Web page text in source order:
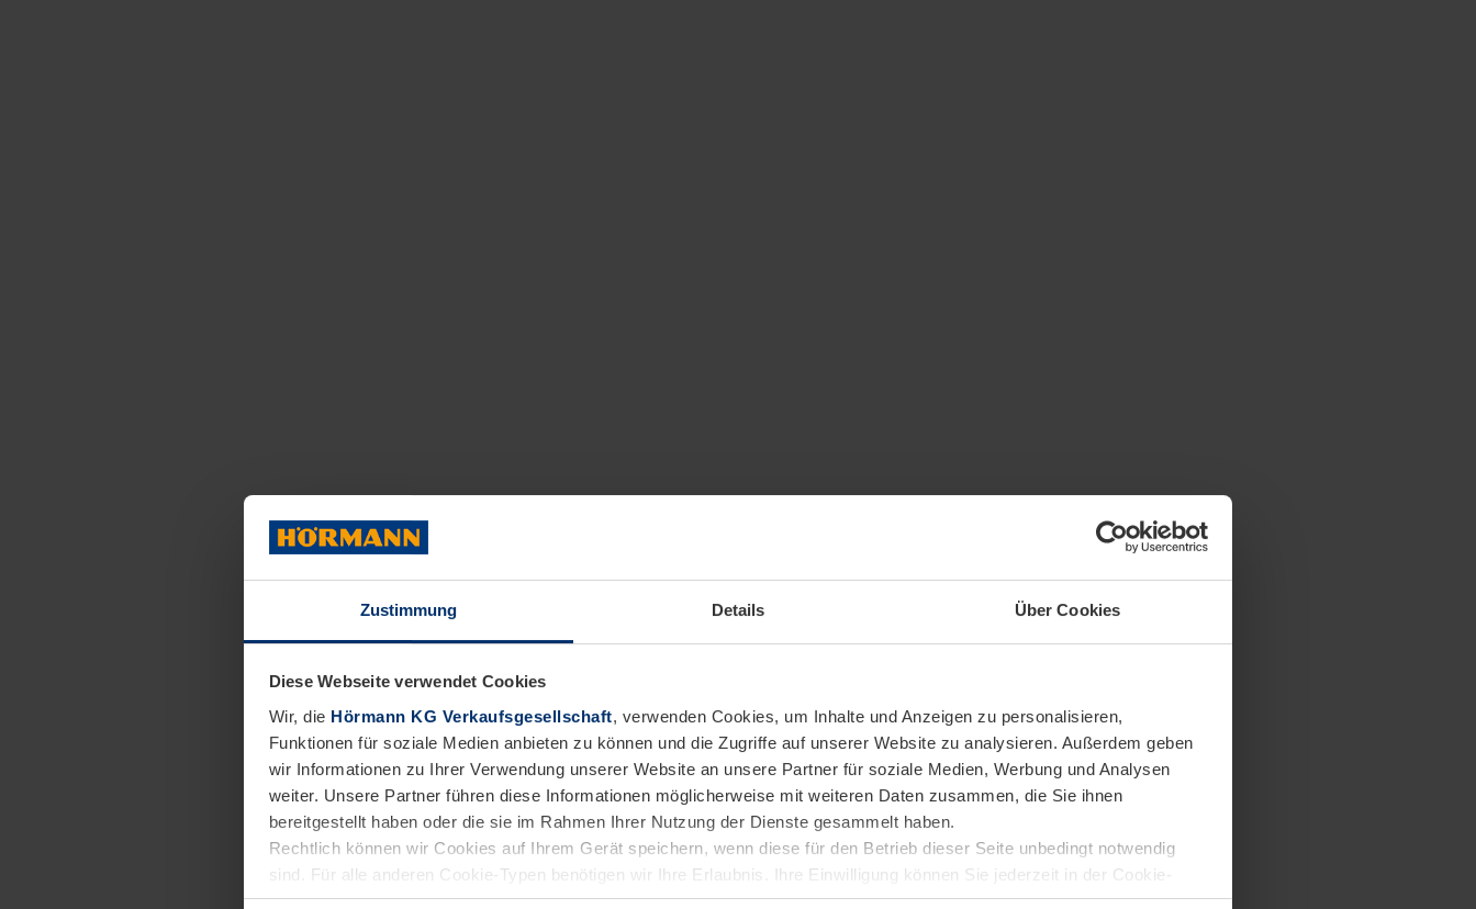
Zustimmung Details Über Cookies
Diese Webseite verwendet Cookies
Wir, die Hörmann KG Verkaufsgesellschaft, verwenden Cookies, um Inhalte und Anzeigen zu personalisieren,
Funktionen für soziale Medien anbieten zu können und die Zugriffe auf unserer Website zu analysieren. Außerdem geben
wir Informationen zu Ihrer Verwendung unserer Website an unsere Partner für soziale Medien, Werbung und Analysen
weiter. Unsere Partner führen diese Informationen möglicherweise mit weiteren Daten zusammen, die Sie ihnen
bereitgestellt haben oder die sie im Rahmen Ihrer Nutzung der Dienste gesammelt haben.
Rechtlich können wir Cookies auf Ihrem Gerät speichern, wenn diese für den Betrieb dieser Seite unbedingt notwendig
sind. Für alle anderen Cookie-Typen benötigen wir Ihre Erlaubnis. Ihre Einwilligung können Sie jederzeit in der Cookie-
Erläuterung auf der SeiteDatenschutzerklärungunserer Website ändern oder widerrufen.